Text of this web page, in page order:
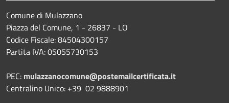
Comune di Mulazzano
Piazza del Comune, 1 - 26837 - LO
Codice Fiscale: 84504300157
Partita IVA: 05055730153
PEC: mulazzanocomune@postemailcertificata.it
Centralino Unico: +39 02 9888901